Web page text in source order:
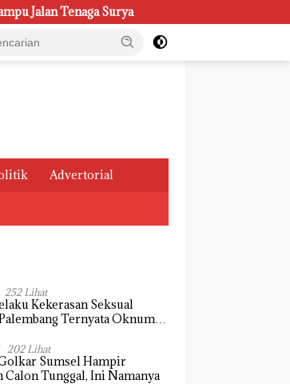
Surya Kasus Pemeliharaan Lampu di
Advertorial
252 Lihat
Kekerasan Seksual
Ternyata Oknum
202 Lihat
Sumsel Hampir
Calon Tunggal, Ini Namanya